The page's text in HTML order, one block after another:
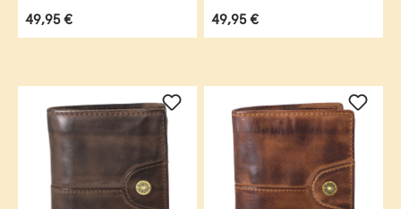
Querformat, echt Leder,
cognac
echt Leder, cognac...
Regulärer Preis:
49,95 €
Hochformat, echt Leder,
schwarz
echt Leder, schwarz...
Regulärer Preis:
49,95 €